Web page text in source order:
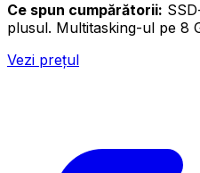
Ce spun cumpărătorii:
plusul. Multitasking-ul pe 8
Vezi prețul